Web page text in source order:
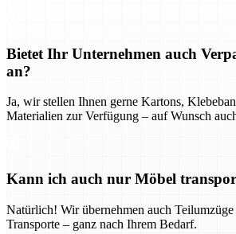
Bietet Ihr Unternehmen auch
an?
Ja, wir stellen Ihnen gerne Kartons,
Materialien zur Verfügung – auf Wunsch
Kann ich auch nur Möbel
Natürlich! Wir übernehmen auch Teilumzüge
Transporte – ganz nach Ihrem Bedarf.